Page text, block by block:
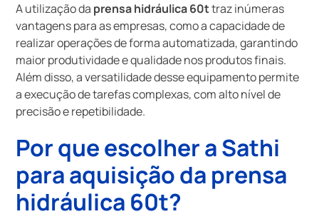
A utilização da prensa hidráulica 60ttraz inúmeras
vantagens para as empresas, como a capacidade de
realizar operações de forma automatizada, garantindo
maior produtividade e qualidade nos produtos finais.
Além disso, a versatilidade desse equipamento permite
a execução de tarefas complexas, com alto nível de
precisão e repetibilidade.
Por que escolher a Sathi
para aquisição da prensa
hidráulica 60t?